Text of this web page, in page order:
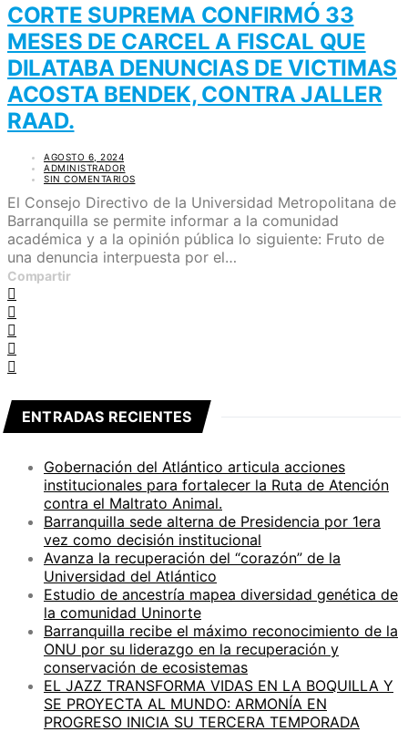
CORTE SUPREMA CONFIRMÓ 33
MESES DE CARCEL A FISCAL QUE
DILATABA DENUNCIAS DE VICTIMAS
ACOSTA BENDEK, CONTRA JALLER
RAAD.
AGOSTO 6, 2024
ADMINISTRADOR
SIN COMENTARIOS
El Consejo Directivo de la Universidad Metropolitana de
Barranquilla se permite informar a la comunidad
académica y a la opinión pública lo siguiente: Fruto de
una denuncia interpuesta por el…
Compartir
ENTRADAS RECIENTES
Gobernación del Atlántico articula acciones
institucionales para fortalecer la Ruta de Atención
contra el Maltrato Animal.
Barranquilla sede alterna de Presidencia por 1era
vez como decisión institucional
Avanza la recuperación del “corazón” de la
Universidad del Atlántico
Estudio de ancestría mapea diversidad genética de
la comunidad Uninorte
Barranquilla recibe el máximo reconocimiento de la
ONU por su liderazgo en la recuperación y
conservación de ecosistemas
EL JAZZ TRANSFORMA VIDAS EN LA BOQUILLA Y
SE PROYECTA AL MUNDO: ARMONÍA EN
PROGRESO INICIA SU TERCERA TEMPORADA